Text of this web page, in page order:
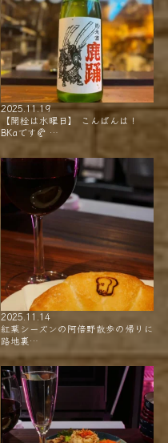
2025.11.19
【開栓は水曜日】 こんばんは！
BKaです🥐 …
2025.11.14
紅葉シーズンの阿倍野散歩の帰りに
路地裏…